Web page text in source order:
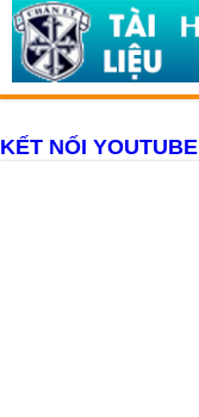
KẾT NỐI YOUTUBE